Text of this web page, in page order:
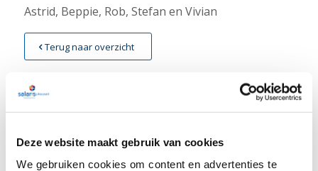
Deze website maakt gebruik van cookies
We gebruiken cookies om content en advertenties te
Astrid, Beppie, Rob, Stefan en Vivian
Terug naar overzicht
LAATSTE NIEUWS